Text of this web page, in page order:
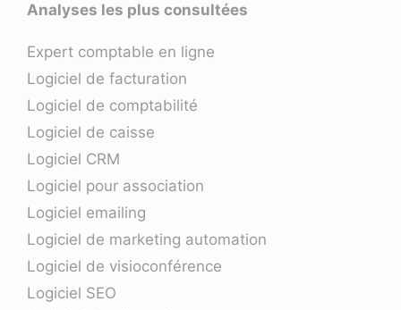
Analyses les plus consultées
Expert comptable en ligne
Logiciel de facturation
Logiciel de comptabilité
Logiciel de caisse
Logiciel CRM
Logiciel pour association
Logiciel emailing
Logiciel de marketing automation
Logiciel de visioconférence
Logiciel SEO